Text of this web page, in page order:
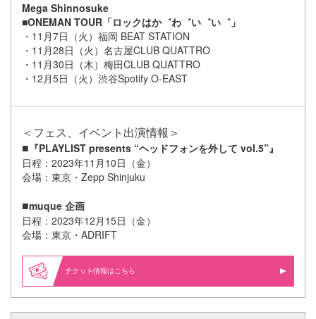
Mega Shinnosuke
■ONEMAN TOUR「ロックはか゛わ゛い゛い゛」
・11月7日（火）福岡 BEAT STATION
・11月28日（火）名古屋CLUB QUATTRO
・11月30日（木）梅田CLUB QUATTRO
・12月5日（火）渋谷Spotify O-EAST
＜フェス、イベント出演情報＞
■ 『PLAYLIST presents “ヘッドフォンを外して vol.5”』
日程：2023年11月10日（金）
会場：東京・Zepp Shinjuku
■muque 企画
日程：2023年12月15日（金）
会場：東京・ADRIFT
情報はこちら